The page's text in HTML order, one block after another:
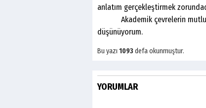
anlatım gerçekleştirmek
Akademik çevrelerin mutluluk
düşünüyorum.
Bu yazı 1093defa okunmuştur.
YORUMLAR